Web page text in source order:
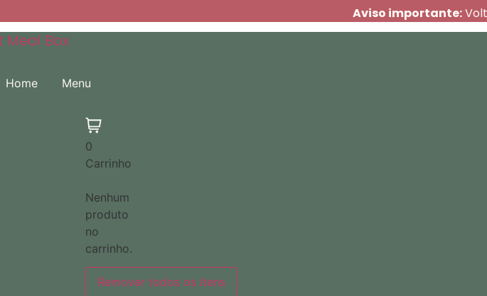
Aviso importante:
Meal Box
Home Menu
0
Carrinho
Nenhum
produto
no
carrinho.
Remover todos os itens